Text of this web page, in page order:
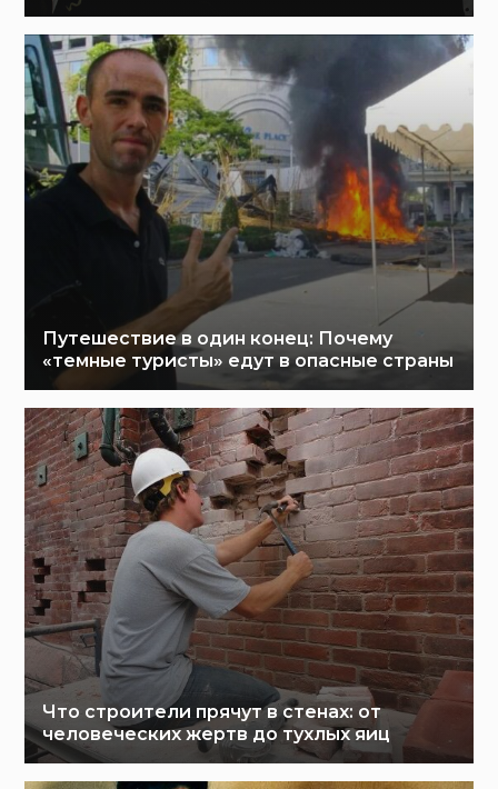
Путешествие в один конец: Почему
«темные туристы» едут в опасные страны
Что строители прячут в стенах: от
человеческих жертв до тухлых яиц